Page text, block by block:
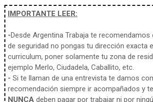
IMPORTANTE LEER:
-Desde Argentina Trabaja te
de seguridad no pongas tu dirección exacta
curriculum, poner solamente tu zona de
ejemplo Merlo, Ciudadela, Caballito, etc.
- Si te llaman de una entrevista te damos
recomendación siempre ir acompañados y
NUNCAdeben pagar por trabajar ni por